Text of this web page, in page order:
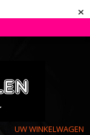
×
UW WINKELWAGEN